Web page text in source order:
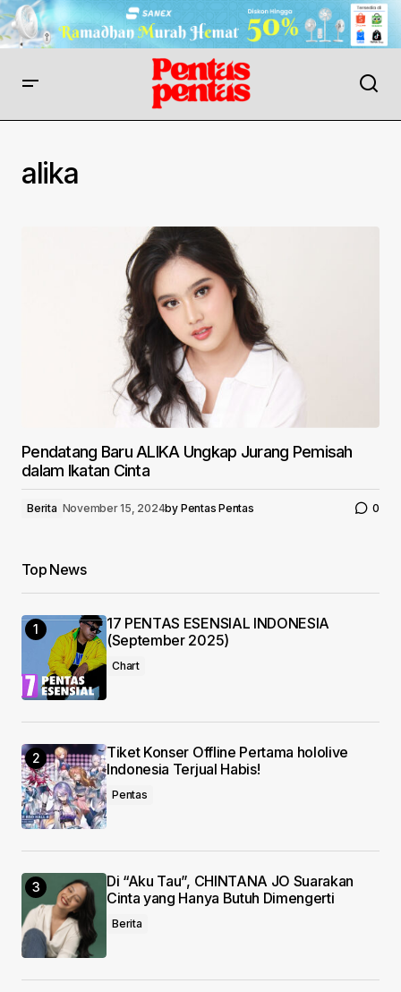
alika
Pendatang Baru ALIKA Ungkap Jurang Pemisah
dalam Ikatan Cinta
Berita November 15, 2024by Pentas Pentas 0
Top News
17 PENTAS ESENSIAL INDONESIA
(September 2025)
Chart
Tiket Konser Offline Pertama hololive
Indonesia Terjual Habis!
Pentas
Di “Aku Tau”, CHINTANA JO Suarakan
Cinta yang Hanya Butuh Dimengerti
Berita